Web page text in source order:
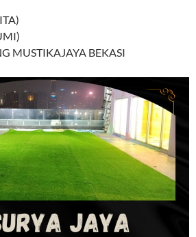
MUSTIKAJAYA BEKASI